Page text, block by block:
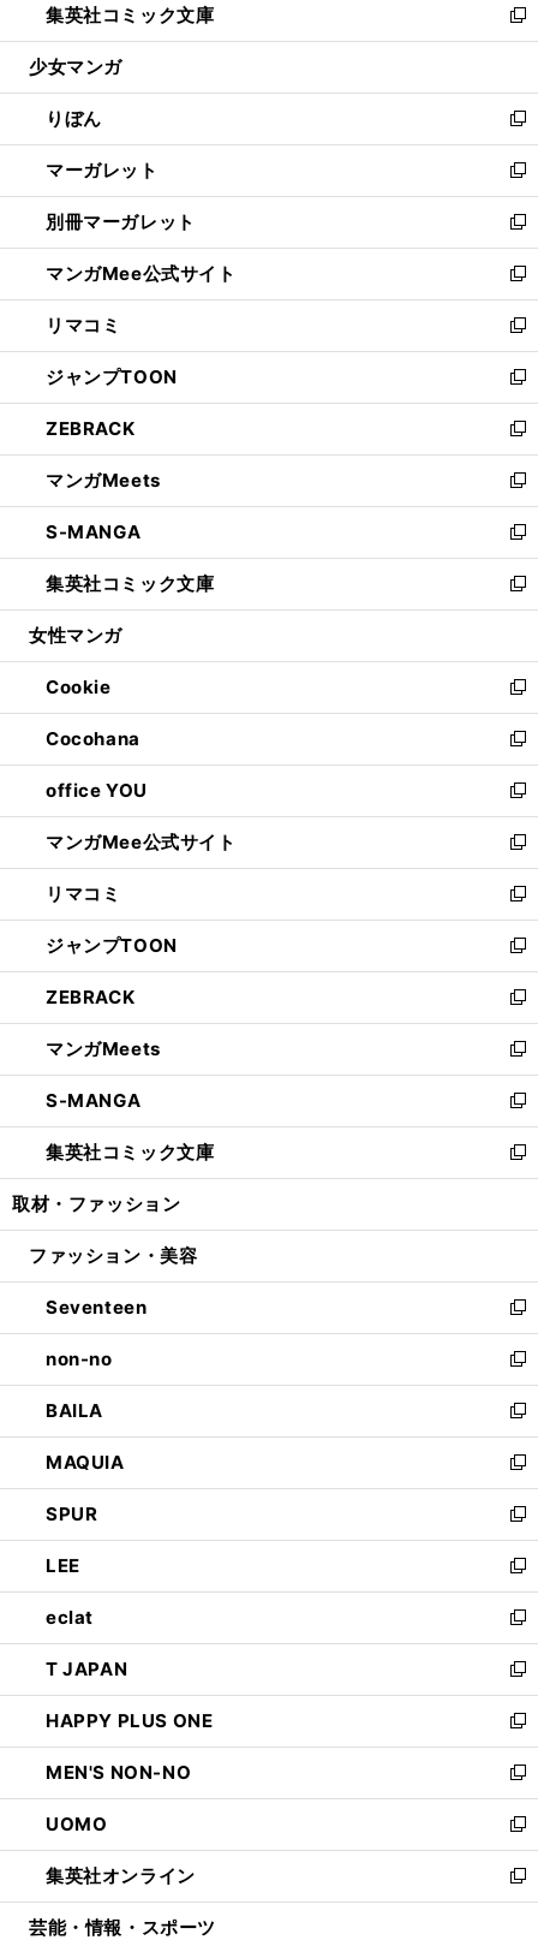
く
で
開
ド
ウ
開
く
ィ
ン
ウ
で
開
く
い
ウ
ン
ド
ウ
で
開
く
集英社コミック文庫
新
し
ウ
ィ
ン
ド
ウ
で
開
く
少女マンガ
りぼん
新
し
い
ウ
ィ
ン
ド
ウ
で
開
く
マーガレット
新
し
い
ウ
ィ
ン
ド
ウ
で
開
く
別冊マーガレット
新
し
い
ウ
ィ
ン
ド
ウ
で
開
く
マンガMee公式サイト
新
し
い
ウ
ィ
ン
ド
ウ
で
開
く
リマコミ
新
し
い
ウ
ィ
ン
ド
ウ
で
開
く
ジャンプTOON
新
し
い
ウ
ィ
ン
ド
ウ
で
開
ZEBRACK
新
し
い
ウ
ィ
ン
ド
ウ
開
く
マンガMeets
新
し
い
ウ
ィ
ン
ウ
で
開
く
S-MANGA
新
し
い
ウ
ン
ド
ウ
で
開
く
集英社コミック文庫
新
し
ウ
ィ
ン
ド
ウ
で
開
く
女性マンガ
Cookie
新
し
い
ウ
ィ
ン
ド
ウ
で
開
く
Cocohana
新
し
い
ウ
ィ
ン
ド
ウ
で
開
く
office YOU
新
し
い
ウ
ィ
ン
ド
ウ
で
開
く
マンガMee公式サイト
新
し
い
ウ
ィ
ン
ド
ウ
で
開
く
リマコミ
新
し
い
ウ
ィ
ン
ド
ウ
で
開
く
ジャンプTOON
新
し
い
ウ
ィ
ン
ド
ウ
で
開
ZEBRACK
新
し
い
ウ
ィ
ン
ド
ウ
開
マンガMeets
新
し
い
ウ
ィ
ン
ウ
開
く
S-MANGA
新
し
い
ウ
ン
ウ
で
開
く
集英社コミック文庫
新
し
ウ
ン
ド
ウ
で
開
く
取材・ファッション
ファッション・美容
Seventeen
新
し
い
ウ
ィ
ン
ド
ウ
で
開
く
non-no
新
し
い
ウ
ィ
ン
ド
ウ
で
開
く
BAILA
新
し
い
ウ
ィ
ン
ド
ウ
で
開
く
MAQUIA
新
し
い
ウ
ィ
ン
ド
ウ
で
開
く
SPUR
新
し
い
ウ
ィ
ン
ド
ウ
で
開
く
LEE
新
し
い
ウ
ィ
ン
ド
ウ
で
開
く
eclat
新
し
い
ウ
ィ
ン
ド
ウ
で
開
く
T JAPAN
新
し
い
ウ
ィ
ン
ド
ウ
で
開
HAPPY PLUS ONE
新
し
い
ウ
ィ
ン
ド
ウ
MEN'S NON-NO
新
し
い
ウ
ィ
ン
UOMO
新
し
い
ウ
集英社オンライン
新
し
芸能・情報・スポーツ